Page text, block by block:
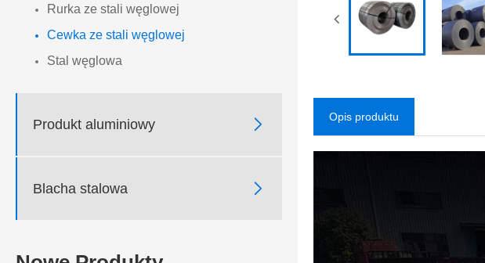
Rurka ze stali węglowej
Cewka ze stali węglowej
Stal węglowa
Produkt aluminiowy 
Blacha stalowa 
Opis produktu